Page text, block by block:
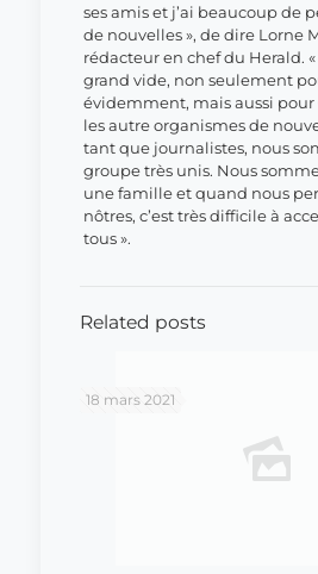
ses amis et j’ai beaucoup de
de nouvelles », de dire Lorne
rédacteur en chef du Herald.
grand vide, non seulement
évidemment, mais aussi pour
les autre organismes de
tant que journalistes, nous
groupe très unis. Nous
une famille et quand nous
nôtres, c’est très difficile à
tous ».
Related posts
18 mars 2021